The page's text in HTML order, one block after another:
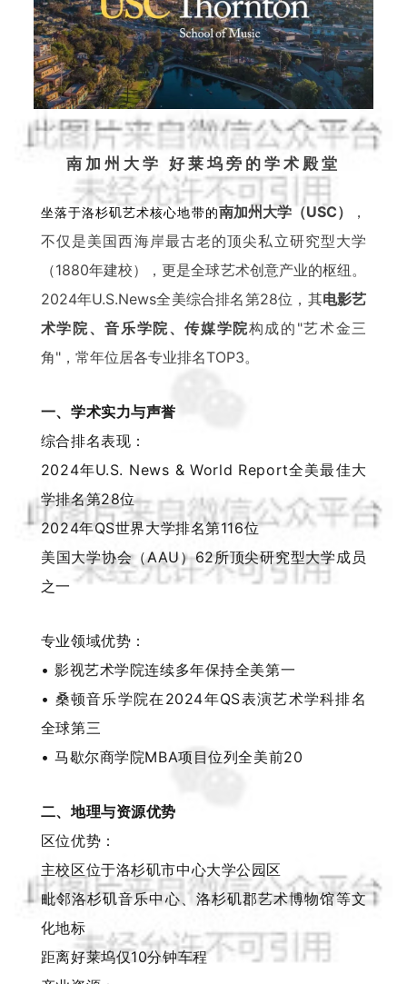
南加州大学 好莱坞旁的学术殿堂
坐落于洛杉矶艺术核心地带的南加州大学（USC）
，
不仅是美国西海岸最古老的顶尖私立研究型大学
（1880年建校）
，更是全球艺术创意产业的枢纽。
2024年U.S.News全美综合排名第28位，其电影艺
术学院、音乐学院、传媒学院构成的"艺术金三
角"，常年位居各专业排名TOP3。
一、学术实力与声誉
综合排名表现：
2024年U.S. News & World Report全美最佳大
学排名第28位
2024年QS世界大学排名第116位
美国大学协会（AAU）62所顶尖研究型大学成员
之一
专业领域优势：
• 影视艺术学院连续多年保持全美第一
• 桑顿音乐学院在2024年QS表演艺术学科排名
全球第三
• 马歇尔商学院MBA项目位列全美前20
二、地理与资源优势
区位优势：
主校区位于洛杉矶市中心大学公园区
毗邻洛杉矶音乐中心、洛杉矶郡艺术博物馆等文
化地标
距离好莱坞仅10分钟车程